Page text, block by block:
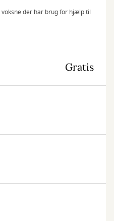
der har brug for hjælp til
Gratis